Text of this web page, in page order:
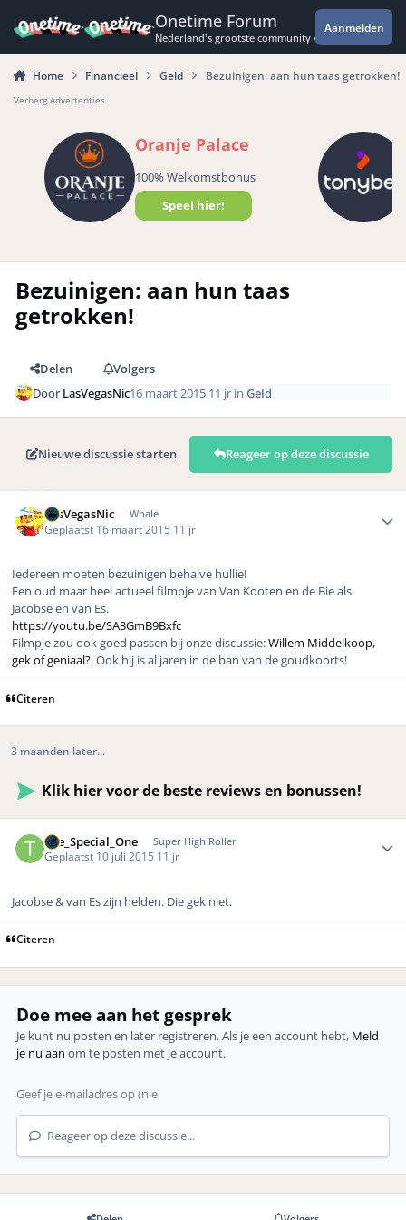
Onetime Forum
Nederland's grootste community voor de
Aanmelden
Home Financieel Geld Bezuinigen: aan hun taas getrokken!
Verberg Advertenties
Oranje Palace
100% Welkomstbonus
Speel hier!
Bezuinigen: aan hun taas
getrokken!
Delen
Volgers
DoorLasVegasNic16 maart 2015 11 jr inGeld
Nieuwe discussie starten Reageer op deze discussie
LasVegasNic Whale
Geplaatst 16 maart 2015 11 jr
Iedereen moeten bezuinigen behalve hullie!
Een oud maar heel actueel filmpje van Van Kooten en de Bie als
Jacobse en van Es.
https://youtu.be/SA3GmB9Bxfc
Filmpje zou ook goed passen bij onze discussie:Willem Middelkoop,
gek of geniaal?. Ook hij is al jaren in de ban van de goudkoorts!
Citeren
3 maanden later...
Klik hier voor de beste reviews en bonussen!
The_Special_One Super High Roller
Geplaatst 10 juli 2015 11 jr
Jacobse & van Es zijn helden. Die gek niet.
Citeren
Doe mee aan het gesprek
Je kunt nu posten en later registreren. Als je een account hebt, Meld
je nu aan om te posten met je account.
Reageer op deze discussie...